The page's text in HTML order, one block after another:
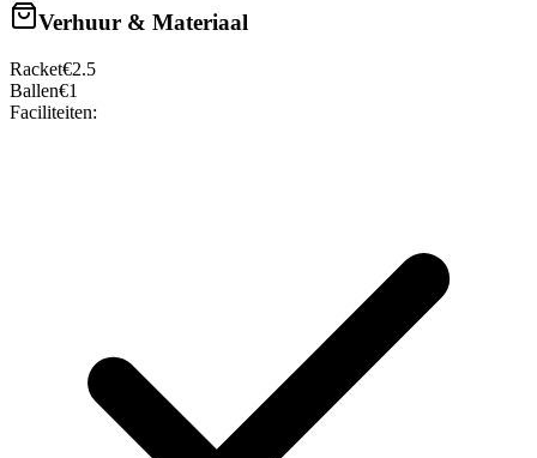
Verhuur & Materiaal
Racket€2.5
Ballen€1
Faciliteiten: